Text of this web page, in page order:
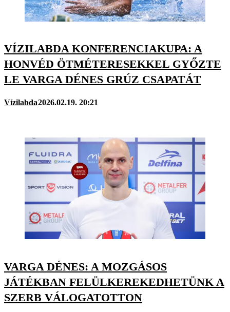
VÍZILABDA KONFERENCIAKUPA: A
HONVÉD ÖTMÉTERESEKKEL GYŐZTE
LE VARGA DÉNES GRÚZ CSAPATÁT
Vízilabda2026.02.19. 20:21
VARGA DÉNES: A MOZGÁSOS
JÁTÉKBAN FELÜLKEREKEDHETÜNK A
SZERB VÁLOGATOTTON